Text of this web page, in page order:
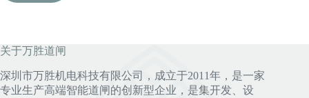
关于万胜道闸
深圳市万胜机电科技有限公司，成立于2011年，是一家
专业生产高端智能道闸的创新型企业，是集开发、设